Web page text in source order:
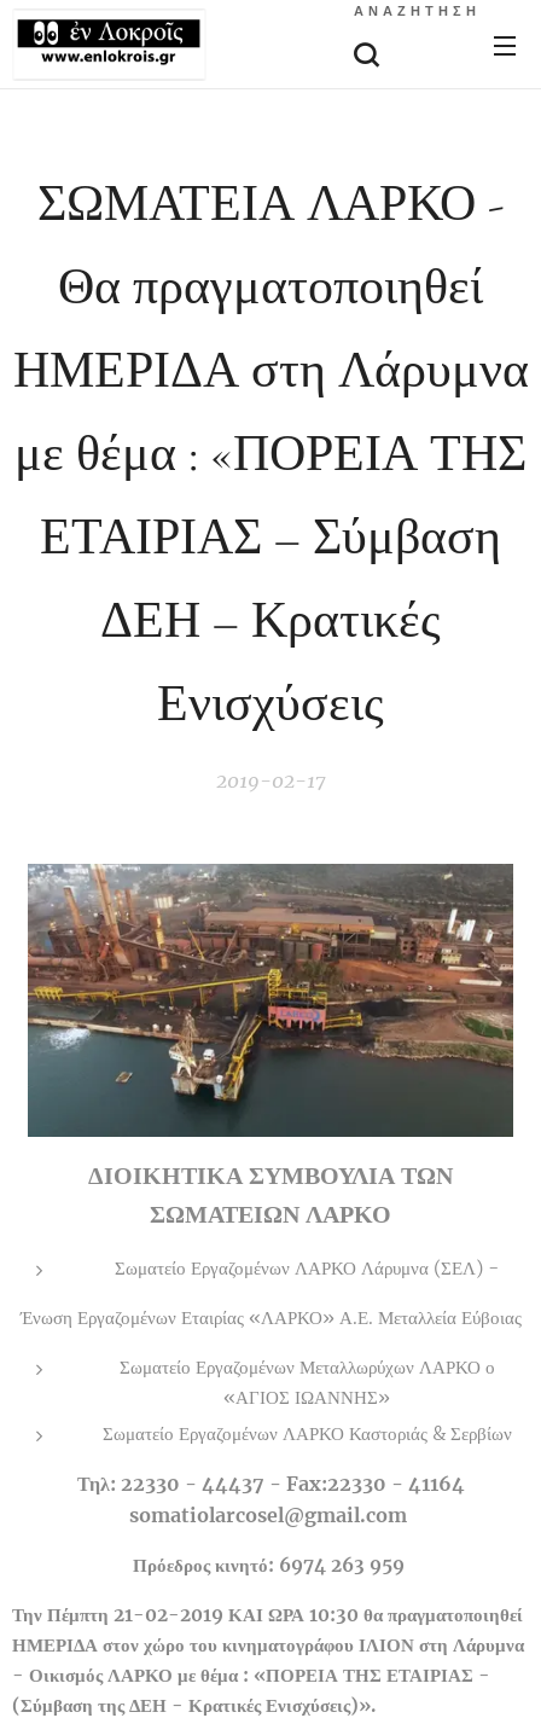
ΑΝΑΖΉΤΗΣΗ
ΣΩΜΑΤΕΙΑ ΛΑΡΚΟ -
Θα πραγματοποιηθεί
ΗΜΕΡΙΔΑ στη Λάρυμνα
με θέμα : «ΠΟΡΕΙΑ ΤΗΣ
ΕΤΑΙΡΙΑΣ – Σύμβαση
ΔΕΗ – Κρατικές
Ενισχύσεις
2019-02-17
ΔΙΟΙΚΗΤΙΚΑ ΣΥΜΒΟΥΛΙΑ ΤΩΝ
ΣΩΜΑΤΕΙΩΝ ΛΑΡΚΟ
Σωματείο Εργαζομένων ΛΑΡΚΟ Λάρυμνα (ΣΕΛ) -
Ένωση Εργαζομένων Εταιρίας «ΛΑΡΚΟ» Α.Ε. Μεταλλεία Εύβοιας
Σωματείο Εργαζομένων Μεταλλωρύχων ΛΑΡΚΟ ο
«ΑΓΙΟΣ ΙΩΑΝΝΗΣ»
Σωματείο Εργαζομένων ΛΑΡΚΟ Καστοριάς & Σερβίων
Τηλ: 22330 - 44437 - Fax:22330 - 41164
somatiolarcosel@gmail.com
Πρόεδρος κινητό: 6974 263 959
Την Πέμπτη 21-02-2019 ΚΑΙ ΩΡΑ 10:30 θα πραγματοποιηθεί
ΗΜΕΡΙΔΑ στον χώρο του κινηματογράφου ΙΛΙΟΝ στη Λάρυμνα
- Οικισμός ΛΑΡΚΟ με θέμα : «ΠΟΡΕΙΑ ΤΗΣ ΕΤΑΙΡΙΑΣ -
(Σύμβαση της ΔΕΗ - Κρατικές Ενισχύσεις)».